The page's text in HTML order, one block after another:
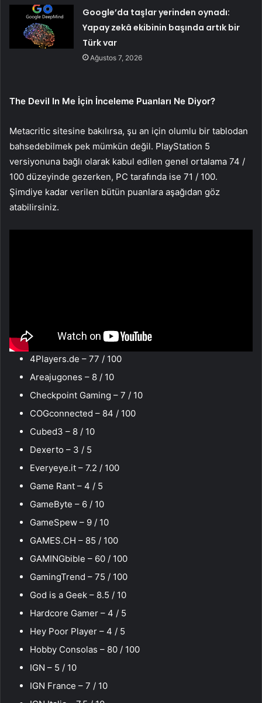
Google’da taşlar yerinden oynadı:
Yapay zekâ ekibinin başında artık bir
Türk var
Ağustos 7, 2026
The Devil In Me İçin İnceleme Puanları Ne Diyor?
Metacritic sitesine bakılırsa, şu an için olumlu bir tablodan
bahsedebilmek pek mümkün değil. PlayStation 5
versiyonuna bağlı olarak kabul edilen genel ortalama 74 /
100 düzeyinde gezerken, PC tarafında ise 71 / 100.
Şimdiye kadar verilen bütün puanlara aşağıdan göz
atabilirsiniz.
4Players.de – 77 / 100
Areajugones – 8 / 10
Checkpoint Gaming – 7 / 10
COGconnected – 84 / 100
Cubed3 – 8 / 10
Dexerto – 3 / 5
Everyeye.it – 7.2 / 100
Game Rant – 4 / 5
GameByte – 6 / 10
GameSpew – 9 / 10
GAMES.CH – 85 / 100
GAMINGbible – 60 / 100
GamingTrend – 75 / 100
God is a Geek – 8.5 / 10
Hardcore Gamer – 4 / 5
Hey Poor Player – 4 / 5
Hobby Consolas – 80 / 100
IGN – 5 / 10
IGN France – 7 / 10